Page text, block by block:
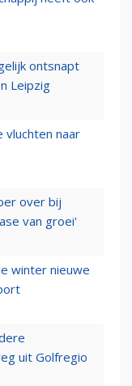
ontsnapt
Leipzig
vluchten naar
over bij
van groei'
winter nieuwe
uit Golfregio